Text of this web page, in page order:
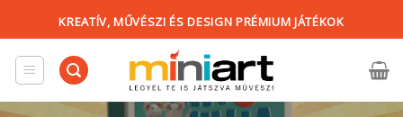
content
KREATÍV, MŰVÉSZI ÉS DESIGN PRÉMIUM JÁTÉKOK